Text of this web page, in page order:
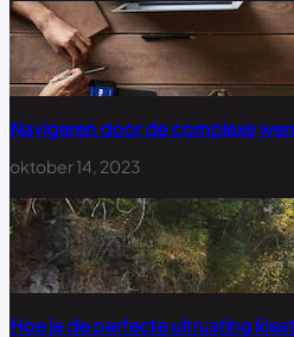
Navigeren door de complexe
oktober 14, 2023
Hoe je de perfecte uitrusting